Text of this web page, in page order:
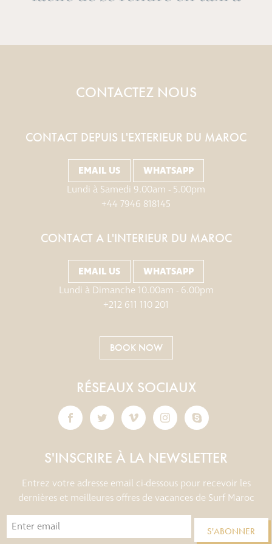
sortie de Taghazout.
dessous de nous. Le soleil se
SARAH MARSH
CONTACTEZ NOUS
CONTACT DEPUIS L'EXTERIEUR DU MAROC
EMAIL US
WHATSAPP
Lundi à Samedi 9.00am - 5.00pm
+44 7946 818145
CONTACT A L'INTERIEUR DU MAROC
EMAIL US
WHATSAPP
Lundi à Dimanche 10.00am - 6.00pm
+212 611 110 201
BOOK NOW
RÉSEAUX SOCIAUX
S'INSCRIRE À LA NEWSLETTER
Entrez votre adresse email ci-dessous pour recevoir les
dernières et meilleures offres de vacances de Surf Maroc
S'ABONNER